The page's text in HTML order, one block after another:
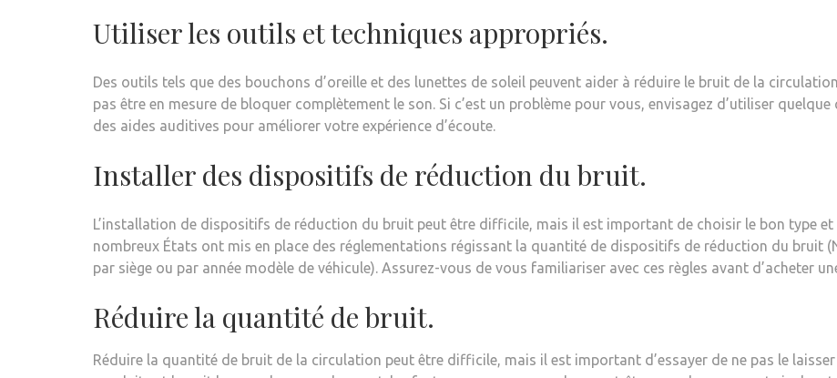
Utiliser les outils et techniques appropriés.
Des outils tels que des bouchons d’oreille et des lunettes de soleil peuvent aider à réduire le bruit de la
pas être en mesure de bloquer complètement le son. Si c’est un problème pour vous, envisagez d’utiliser
des aides auditives pour améliorer votre expérience d’écoute.
Installer des dispositifs de réduction du bruit.
L’installation de dispositifs de réduction du bruit peut être difficile, mais il est important de choisir le bon type et
nombreux États ont mis en place des réglementations régissant la quantité de dispositifs de réduction du bruit
par siège ou par année modèle de véhicule). Assurez-vous de vous familiariser avec ces règles avant d’acheter
Réduire la quantité de bruit.
Réduire la quantité de bruit de la circulation peut être difficile, mais il est important d’essayer de ne pas le